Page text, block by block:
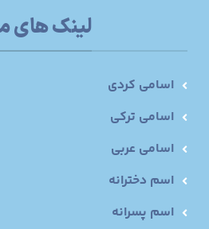
لینک های
اسامی کردی
اسامی ترکی
اسامی عربی
اسم دخترانه
اسم پسرانه